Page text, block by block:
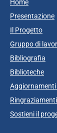
Home
Presentazione
Il Progetto
Gruppo di
Bibliografia
Biblioteche
Ringraziamenti
Sostieni il